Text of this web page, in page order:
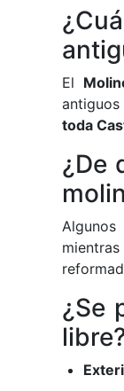
El
toda
¿De
¿Se